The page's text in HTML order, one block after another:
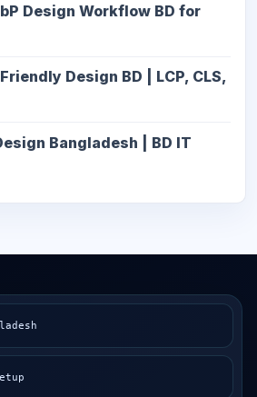
Design Workflow BD for
Design BD | LCP, CLS,
Bangladesh | BD IT